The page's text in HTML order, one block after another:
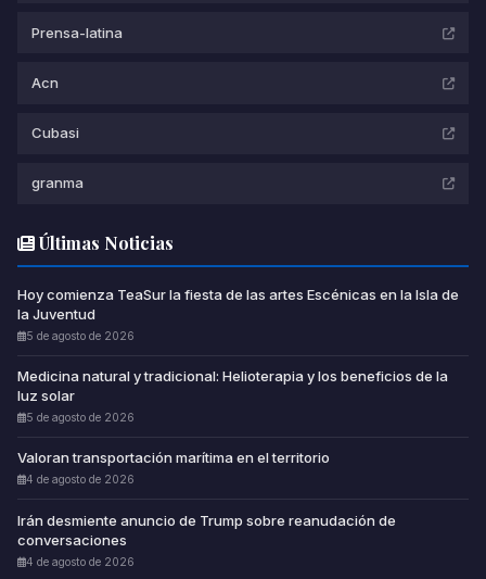
Prensa-latina
Acn
Cubasi
granma
Últimas Noticias
Hoy comienza TeaSur la fiesta de las artes Escénicas en la Isla de
la Juventud
5 de agosto de 2026
Medicina natural y tradicional: Helioterapia y los beneficios de la
luz solar
5 de agosto de 2026
Valoran transportación marítima en el territorio
4 de agosto de 2026
Irán desmiente anuncio de Trump sobre reanudación de
conversaciones
4 de agosto de 2026